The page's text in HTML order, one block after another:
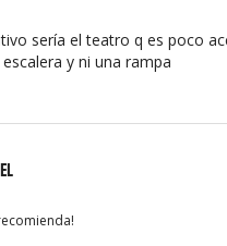
sería el teatro q es poco
y ni una rampa